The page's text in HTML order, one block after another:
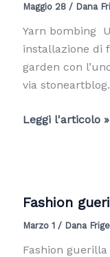
Maggio 28 / Dana
Yarn bombing
installazione di
garden con
via
yarn
Leggi l'articolo »
Fashion
Marzo 1 / Dana
Fashion